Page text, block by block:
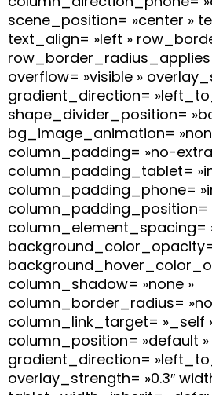
scene_position= »center »
text_align= »left »
overflow= »visible »
gradient_direction=
shape_divider_position=
bg_image_animation=
column_padding= »no-
column_padding_tablet=
column_padding_phone=
column_padding_position=
column_element_spacing=
background_color_opacity=
column_shadow= »none »
column_border_radius=
column_link_target= »_self
column_position= »default »
gradient_direction=
overlay_strength= »0.3″